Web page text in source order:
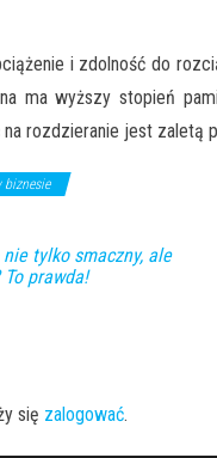
i zdolność do
ma wyższy stopień
na rozdzieranie jest
biznesie
tylko smaczny, ale
prawda!
się zalogować.